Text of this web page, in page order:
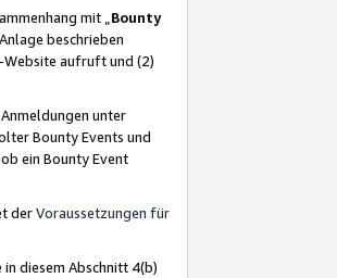
mit „ Bounty
beschrieben
Website aufruft und (2)
unter
Bounty Events und
ein Bounty Event
derVoraussetzungen für
diesem Abschnitt 4(b)